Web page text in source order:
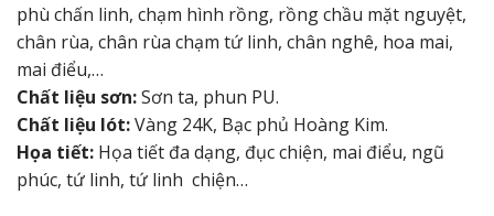
phù chấn linh, chạm hình rồng, rồng chầu mặt nguyệt,
chân rùa, chân rùa chạm tứ linh, chân nghê, hoa mai,
mai điểu,…
Chất liệu sơn:Sơn ta, phun PU.
Chất liệu lót:Vàng 24K, Bạc phủ Hoàng Kim.
Họa tiết: Họa tiết đa dạng, đục chiện, mai điểu, ngũ
phúc, tứ linh, tứ linh chiện…